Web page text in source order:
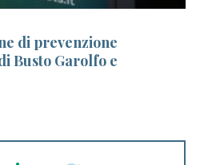
di prevenzione
Busto Garolfo e